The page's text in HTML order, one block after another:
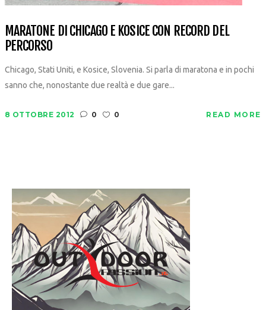
MARATONE DI CHICAGO E KOSICE CON RECORD DEL
PERCORSO
Chicago, Stati Uniti, e Kosice, Slovenia. Si parla di maratona e in pochi
sanno che, nonostante due realtà e due gare...
8 OTTOBRE 2012 0 0 READ MORE